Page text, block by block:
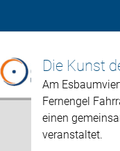
Die Kunst
Am
Fernengel
einen
veranstaltet.